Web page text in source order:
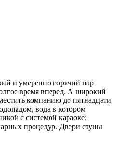
и умеренно горячий пар
время вперед. А широкий
компанию до пятнадцати
вода в котором
с системой караоке;
процедур. Двери сауны